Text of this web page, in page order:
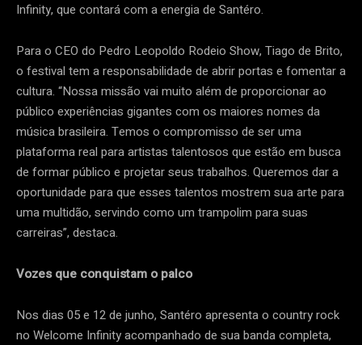
Infinity, que contará com a energia de Santéro.
Para o CEO do Pedro Leopoldo Rodeio Show, Tiago de Brito,
o festival tem a responsabilidade de abrir portas e fomentar a
cultura. “Nossa missão vai muito além de proporcionar ao
público experiências gigantes com os maiores nomes da
música brasileira. Temos o compromisso de ser uma
plataforma real para artistas talentosos que estão em busca
de formar público e projetar seus trabalhos. Queremos dar a
oportunidade para que esses talentos mostrem sua arte para
uma multidão, servindo como um trampolim para suas
carreiras”, destaca.
Vozes que conquistam o palco
Nos dias 05 e 12 de junho, Santéro apresenta o country rock
no Welcome Infinity acompanhado de sua banda completa,